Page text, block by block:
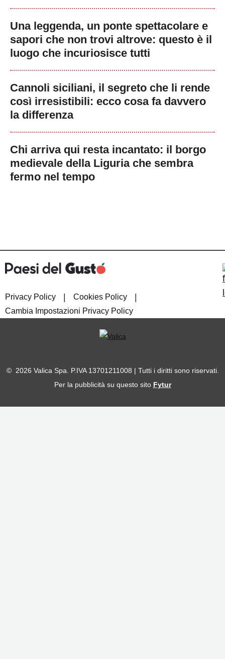
Una leggenda, un ponte spettacolare e
sapori che non trovi altrove: questo è il
luogo che incuriosisce tutti
Cannoli siciliani, il segreto che li rende
così irresistibili: ecco cosa fa davvero
la differenza
Chi arriva qui resta incantato: il borgo
medievale della Liguria che sembra
fermo nel tempo
Privacy Policy Cookies Policy
Cambia Impostazioni Privacy Policy
© 2026 Valica Spa. P.IVA 13701211008 | Tutti i diritti sono riservati.
Per la pubblicità su questo sito Fytur